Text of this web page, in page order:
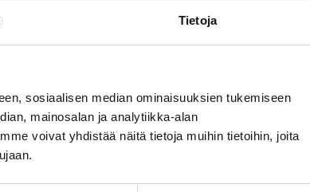
Tietoja
sosiaalisen median ominaisuuksien tukemiseen
mainosalan ja analytiikka-alan
voivat yhdistää näitä tietoja muihin tietoihin, joita